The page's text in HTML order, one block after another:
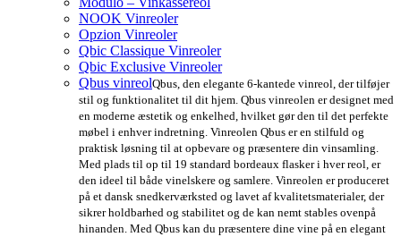
NOOK Vinreoler
Opzion Vinreoler
Qbic Classique Vinreoler
Qbic Exclusive Vinreoler
Qbus vinreolQbus, den elegante 6-kantede vinreol, der tilføjer
stil og funktionalitet til dit hjem. Qbus vinreolen er designet med
en moderne æstetik og enkelhed, hvilket gør den til det perfekte
møbel i enhver indretning. Vinreolen Qbus er en stilfuld og
praktisk løsning til at opbevare og præsentere din vinsamling.
Med plads til op til 19 standard bordeaux flasker i hver reol, er
den ideel til både vinelskere og samlere. Vinreolen er produceret
på et dansk snedkerværksted og lavet af kvalitetsmaterialer, der
sikrer holdbarhed og stabilitet og de kan nemt stables ovenpå
hinanden. Med Qbus kan du præsentere dine vine på en elegant